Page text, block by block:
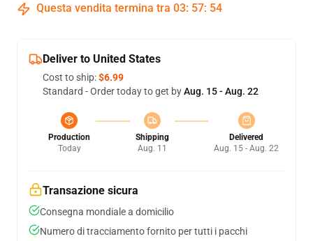
Questa vendita termina tra 03: 57: 53
Deliver to United States
Cost to ship:$6.99
Standard - Order today to get byAug. 15 - Aug. 22
Production
Today
Shipping
Aug. 11
Delivered
Aug. 15 - Aug. 22
Transazione sicura
Consegna mondiale a domicilio
Numero di tracciamento fornito per tutti i pacchi